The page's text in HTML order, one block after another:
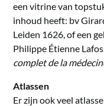
een vitrine van
inhoud heeft: bv
Leiden 1626, of een
Philippe Étienne
complet de la
Atlassen
Er zijn ook veel